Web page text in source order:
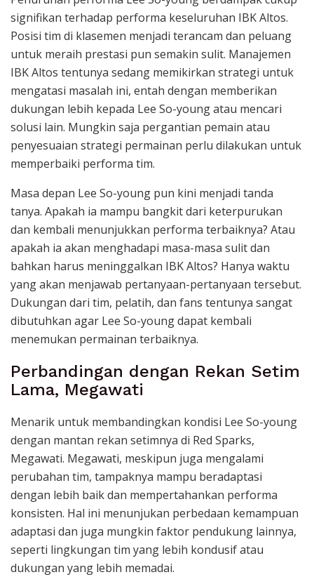
signifikan terhadap performa keseluruhan IBK Altos.
Posisi tim di klasemen menjadi terancam dan peluang
untuk meraih prestasi pun semakin sulit. Manajemen
IBK Altos tentunya sedang memikirkan strategi untuk
mengatasi masalah ini, entah dengan memberikan
dukungan lebih kepada Lee So-young atau mencari
solusi lain. Mungkin saja pergantian pemain atau
penyesuaian strategi permainan perlu dilakukan untuk
memperbaiki performa tim.
Masa depan Lee So-young pun kini menjadi tanda
tanya. Apakah ia mampu bangkit dari keterpurukan
dan kembali menunjukkan performa terbaiknya? Atau
apakah ia akan menghadapi masa-masa sulit dan
bahkan harus meninggalkan IBK Altos? Hanya waktu
yang akan menjawab pertanyaan-pertanyaan tersebut.
Dukungan dari tim, pelatih, dan fans tentunya sangat
dibutuhkan agar Lee So-young dapat kembali
menemukan permainan terbaiknya.
Perbandingan dengan Rekan Setim
Lama, Megawati
Menarik untuk membandingkan kondisi Lee So-young
dengan mantan rekan setimnya di Red Sparks,
Megawati. Megawati, meskipun juga mengalami
perubahan tim, tampaknya mampu beradaptasi
dengan lebih baik dan mempertahankan performa
konsisten. Hal ini menunjukan perbedaan kemampuan
adaptasi dan juga mungkin faktor pendukung lainnya,
seperti lingkungan tim yang lebih kondusif atau
dukungan yang lebih memadai.